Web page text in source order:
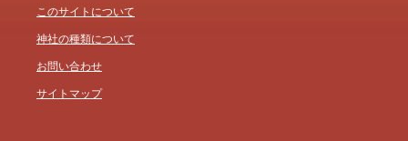
このサイトについて
神社の種類について
お問い合わせ
サイトマップ